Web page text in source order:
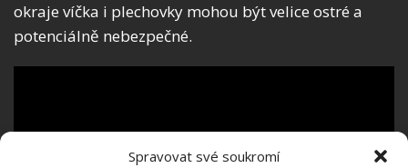
Spravovat své soukromí
okraje víčka i plechovky mohou být velice ostré a
potenciálně nebezpečné.